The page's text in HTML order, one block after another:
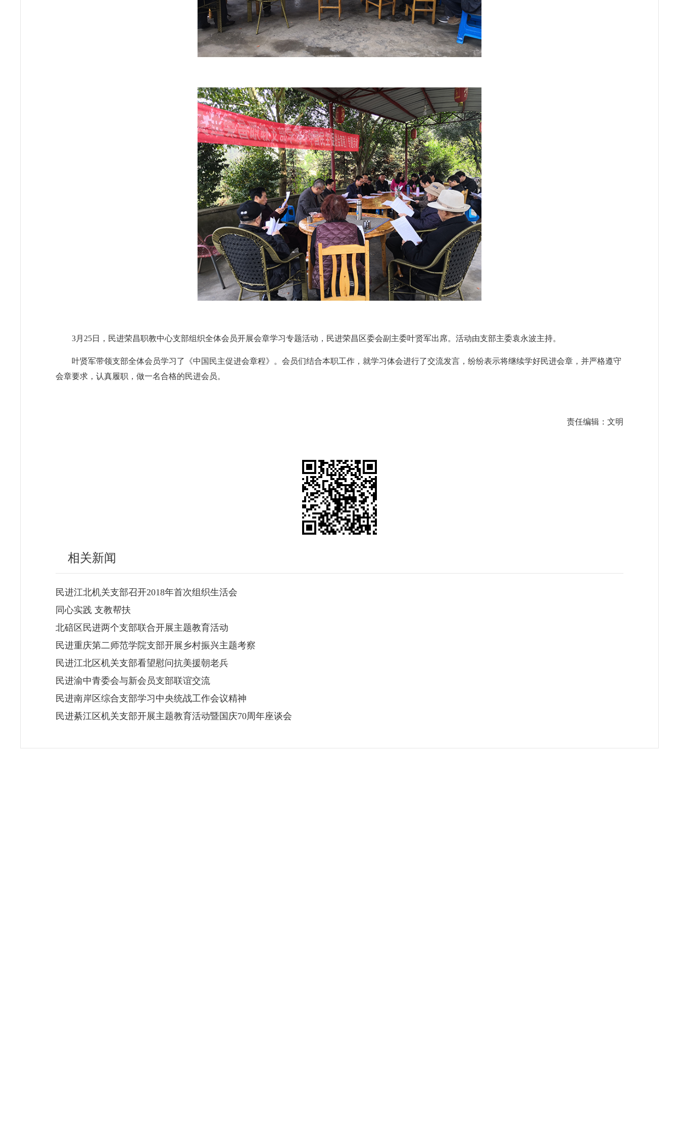
3月25日，民进荣昌职教中心支部组织全体会员开展会章学习专题活动，民进荣昌区委会副主委叶贤军出席。活动由支部主委袁永波主持。
叶贤军带领支部全体会员学习了《中国民主促进会章程》。会员们结合本职工作，就学习体会进行了交流发言，纷纷表示将继续学好民进会章，并严格遵守
会章要求，认真履职，做一名合格的民进会员。
责任编辑：文明
相关新闻
民进江北机关支部召开2018年首次组织生活会
同心实践 支教帮扶
北碚区民进两个支部联合开展主题教育活动
民进重庆第二师范学院支部开展乡村振兴主题考察
民进江北区机关支部看望慰问抗美援朝老兵
民进渝中青委会与新会员支部联谊交流
民进南岸区综合支部学习中央统战工作会议精神
民进綦江区机关支部开展主题教育活动暨国庆70周年座谈会